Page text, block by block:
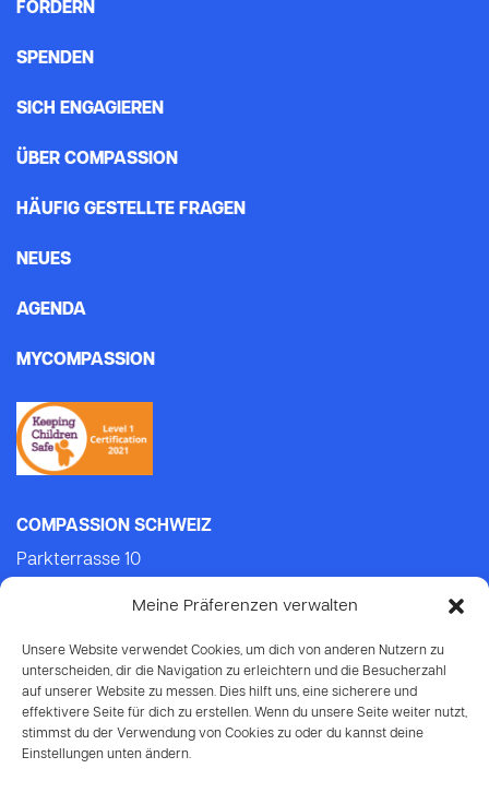
Meine Präferenzen verwalten
Unsere Website verwendet Cookies, um dich von anderen Nutzern zu
unterscheiden, dir die Navigation zu erleichtern und die Besucherzahl
auf unserer Website zu messen. Dies hilft uns, eine sicherere und
effektivere Seite für dich zu erstellen. Wenn du unsere Seite weiter nutzt,
stimmst du der Verwendung von Cookies zu oder du kannst deine
Einstellungen unten ändern.
FÖRDERN
SPENDEN
SICH ENGAGIEREN
ÜBER COMPASSION
HÄUFIG GESTELLTE FRAGEN
NEUES
AGENDA
MYCOMPASSION
COMPASSION SCHWEIZ
Parkterrasse 10
Tel.: +41 (0)31 552 21 21 (Mo-Do: 9.00-14.00)
E-mail:info@compassion.ch
IBAN CH93 8080 8007 6814 3434 7
Deine Spende
an Compassion ist
steuerabzugsberechtigt.